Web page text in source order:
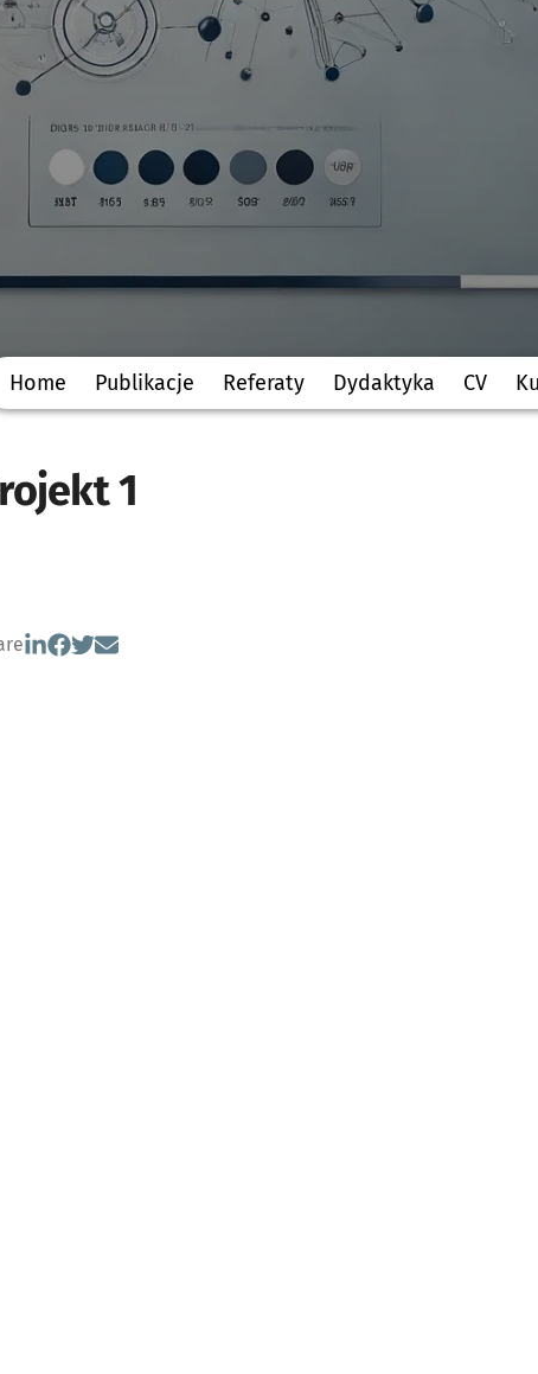
Home Publikacje Referaty Dydaktyka CV
1